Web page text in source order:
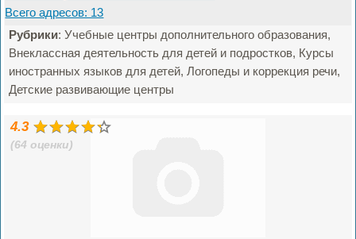
Всего адресов: 13
Рубрики: Учебные центры дополнительного образования,
Внеклассная деятельность для детей и подростков, Курсы
иностранных языков для детей, Логопеды и коррекция речи,
Детские развивающие центры
4.3
(64 оценки)